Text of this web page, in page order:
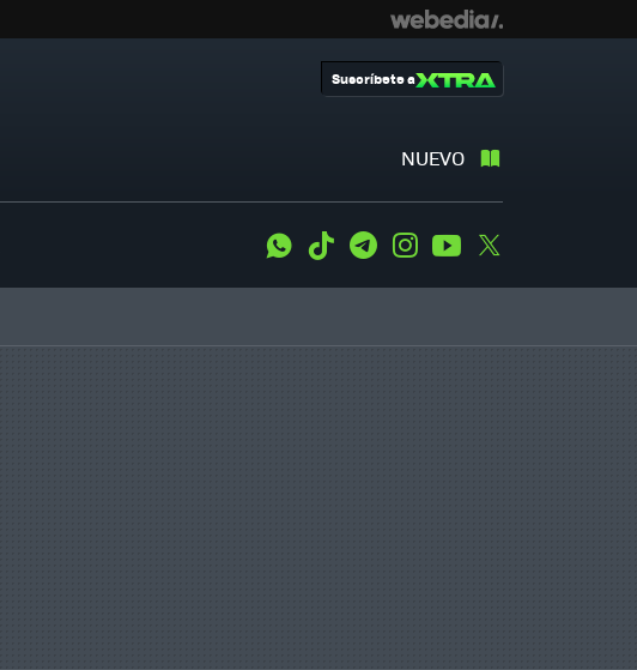
NUEVO
Suscríbete a
WhatsApp
Tiktok TelegramInstagramYoutube